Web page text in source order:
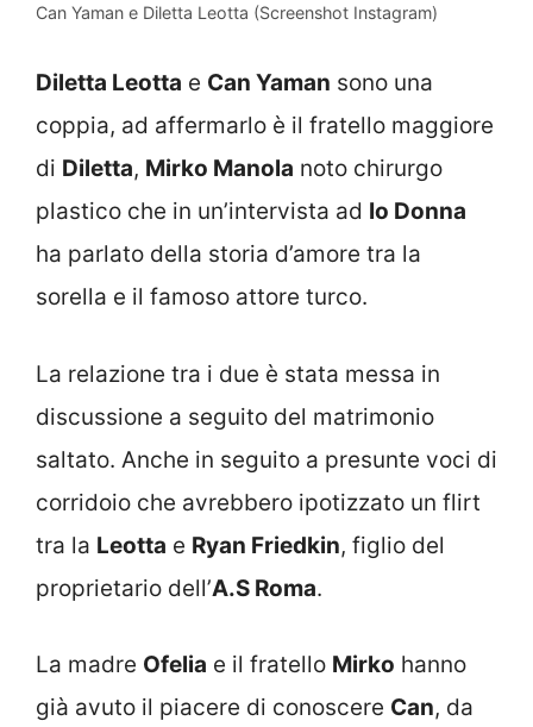
Can Yaman e Diletta Leotta (Screenshot Instagram)
Diletta Leotta e Can Yaman sono una
coppia, ad affermarlo è il fratello maggiore
di Diletta, Mirko Manola noto chirurgo
plastico che in un’intervista ad Io Donna
ha parlato della storia d’amore tra la
sorella e il famoso attore turco.
La relazione tra i due è stata messa in
discussione a seguito del matrimonio
saltato. Anche in seguito a presunte voci di
corridoio che avrebbero ipotizzato un flirt
tra la Leotta e Ryan Friedkin, figlio del
proprietario dell’A.S Roma.
La madre Ofelia e il fratello Mirko hanno
già avuto il piacere di conoscere Can, da